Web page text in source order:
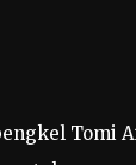
Tomi